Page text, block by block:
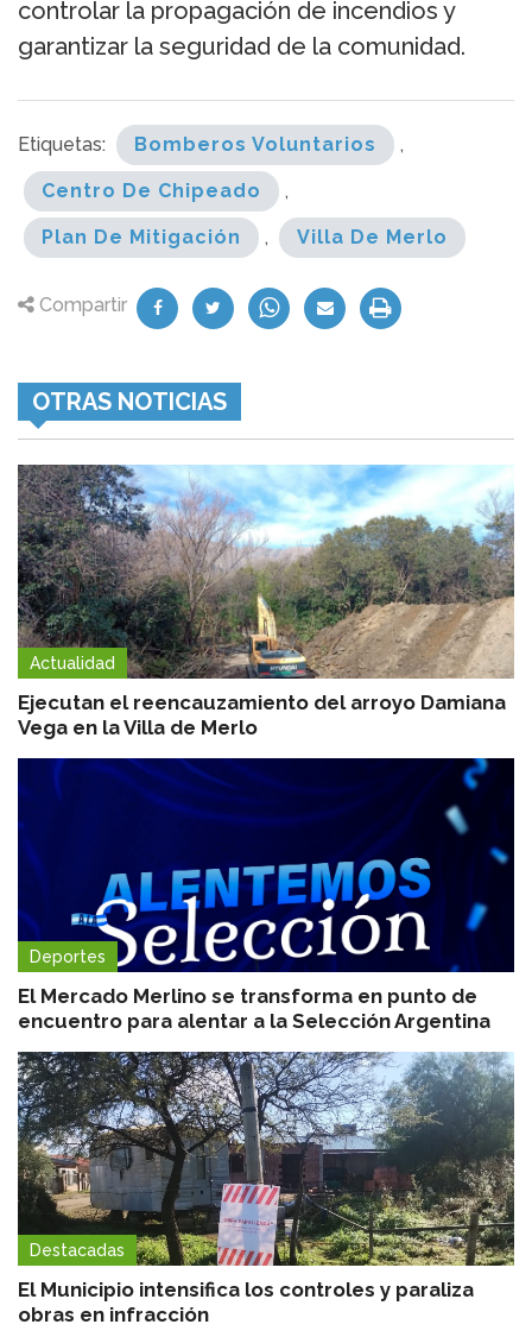
controlar la propagación de incendios y
garantizar la seguridad de la comunidad.
Etiquetas: Bomberos Voluntarios ,
Centro De Chipeado ,
Plan De Mitigación , Villa De Merlo
Compartir
OTRAS NOTICIAS
Actualidad
Ejecutan el reencauzamiento del arroyo Damiana
Vega en la Villa de Merlo
Deportes
El Mercado Merlino se transforma en punto de
encuentro para alentar a la Selección Argentina
Destacadas
El Municipio intensifica los controles y paraliza
obras en infracción